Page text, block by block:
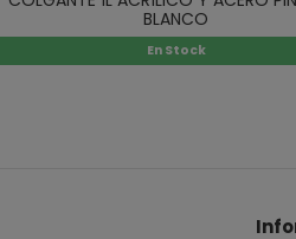
BLANCO
En Stock